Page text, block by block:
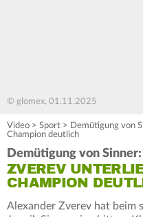
© glomex, 01.11.2025
Video > Sport > Demütigung von
Champion deutlich
Demütigung von Sinner:
ZVEREV
CHAMPION
Alexander Zverev hat beim